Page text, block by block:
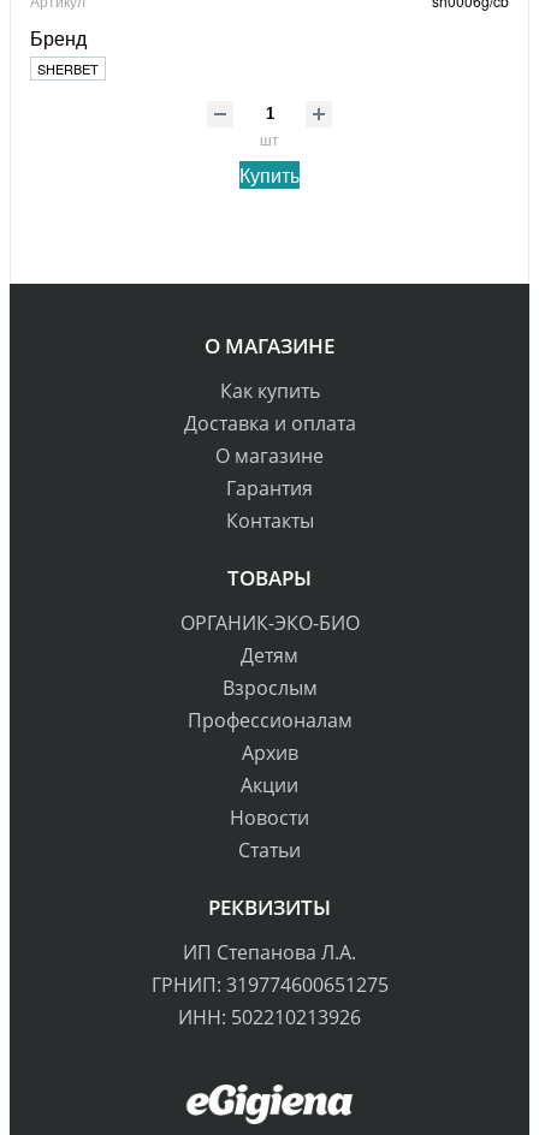
Бренд
SHERBET
шт
Купить
О МАГАЗИНЕ
Как купить
Доставка и оплата
О магазине
Гарантия
Контакты
ТОВАРЫ
ОРГАНИК-ЭКО-БИО
Детям
Взрослым
Профессионалам
Архив
Акции
Новости
Статьи
РЕКВИЗИТЫ
ИП Степанова Л.А.
ГРНИП: 319774600651275
ИНН: 502210213926